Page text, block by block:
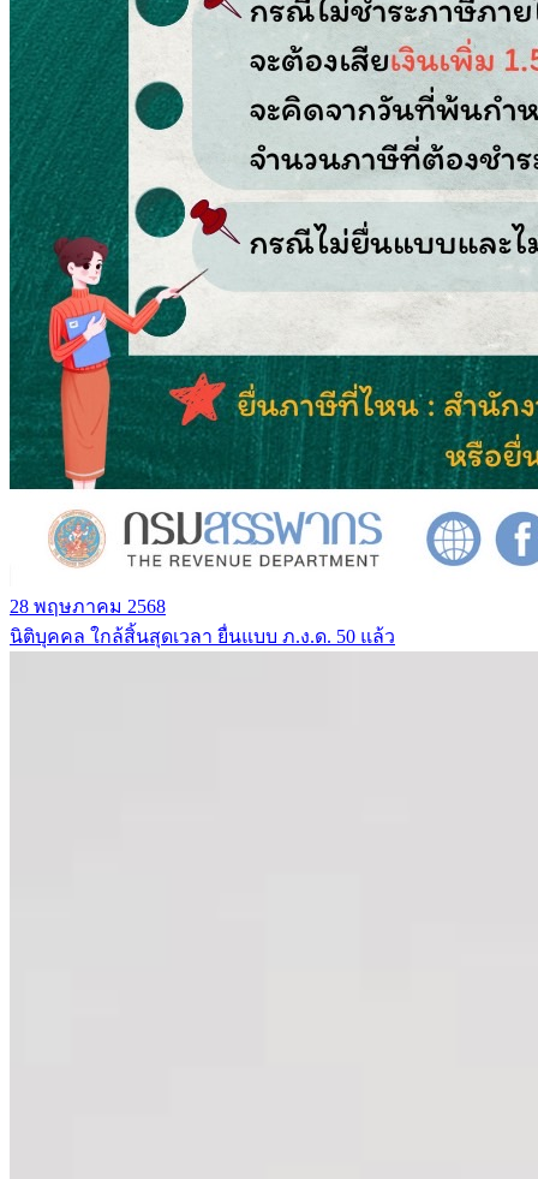
28 พฤษภาคม 2568
นิติบุคคล ใกล้สิ้นสุดเวลา ยื่นแบบ ภ.ง.ด. 50 แล้ว